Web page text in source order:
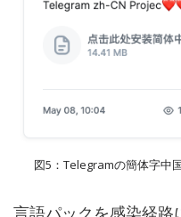
図5：Telegramの簡体字中